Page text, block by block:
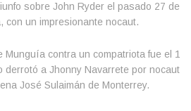
sobre John Ryder el pasado 27 de
con un impresionante nocaut.
Munguía contra un compatriota fue el 1
derrotó a Jhonny Navarrete por nocaut
José Sulaimán de Monterrey.